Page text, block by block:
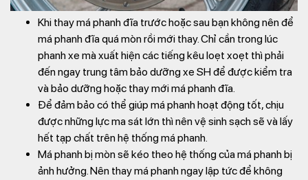
Khi thay má phanh đĩa trước hoặc sau bạn không nên để
má phanh đĩa quá mòn rồi mới thay. Chỉ cần trong lúc
phanh xe mà xuất hiện các tiếng kêu loẹt xoẹt thì phải
đến ngay trung tâm bảo dưỡng xe SH để được kiểm tra
và bảo dưỡng hoặc thay mới má phanh đĩa.
Để đảm bảo có thể giúp má phanh hoạt động tốt, chịu
được những lực ma sát lớn thì nên vệ sinh sạch sẽ và lấy
hết tạp chất trên hệ thống má phanh.
Má phanh bị mòn sẽ kéo theo hệ thống của má phanh bị
ảnh hưởng. Nên thay má phanh ngay lập tức để không